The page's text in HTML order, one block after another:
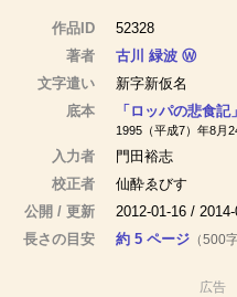
作品ID
52328
著者
古川 緑波 Ⓦ
文字遣い
新字新仮名
底本
「ロッパの悲食
1995（平成7）年8月
入力者
門田裕志
校正者
仙酔ゑびす
公開 / 更新
2012-01-16 /
長さの目安
約 5 ページ （500
広告